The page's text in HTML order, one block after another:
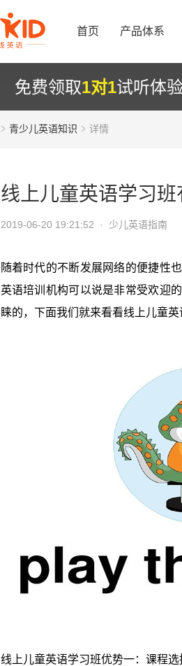
首页 产品体系
免费领取1对1试听体
青少儿英语知识 详情
线上儿童英语学习班
2019-06-20 19:21:52 · 少儿英语指南
随着时代的不断发展网络的便捷性
英语培训机构可以说是非常受欢迎
睐的，下面我们就来看看线上儿童英
线上儿童英语学习班优势一：课程